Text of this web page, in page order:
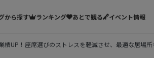
から探す ランキング あとで観る イベント情報
績UP！座席選びのストレスを軽減させ、最適な居場